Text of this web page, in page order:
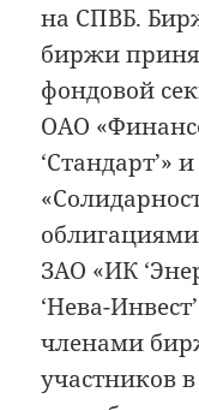
на СПВБ.
биржи
фондовой
ОАО
‘Стандарт’»
ЗАО «ИК
‘Нева-
членами
участников